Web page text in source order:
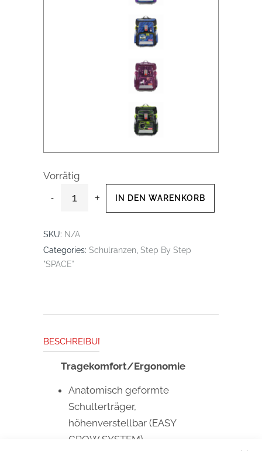
Vorrätig
IN DEN WARENKORB
SKU: N/A
Categories: Schulranzen Step By Step
"SPACE"
BESCHREIBUNG
Tragekomfort/Ergonomie
Anatomisch geformte
Schulterträger,
höhenverstellbar (EASY
GROW SYSTEM)